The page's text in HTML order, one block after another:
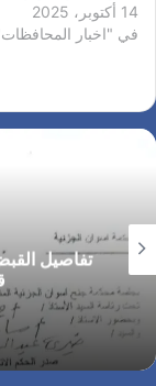
14 أكتوبر، 2025
في "اخبار
تفاصيل